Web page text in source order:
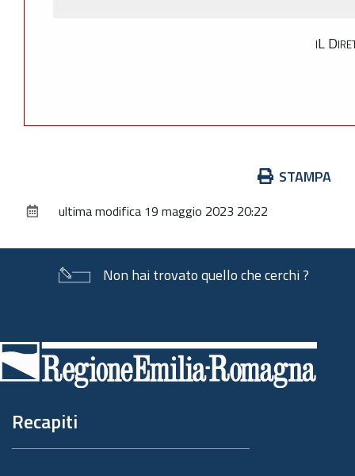
iL
documento
STAMPA
ultima modifica 19 maggio 2023 20:22
Non hai trovato quello che cerchi ?
di
pagina
Recapiti